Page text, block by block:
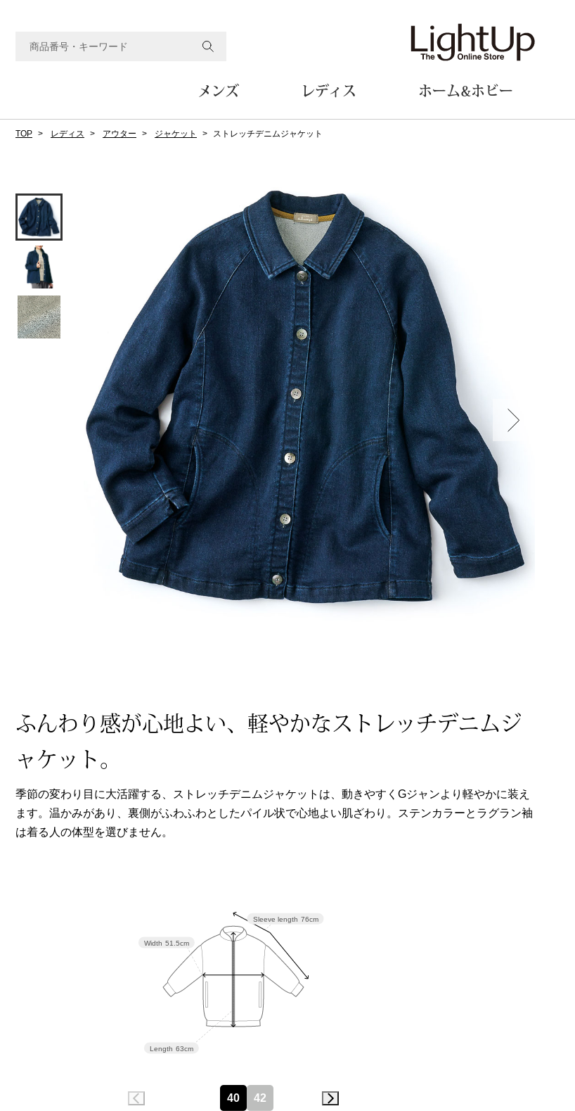
メンズ
ジャケット
コート
ブルゾン
その他
トップス
Tシャツ／カットソー
セーター／カーディガン
ショート･クロップドパンツ
ルームウェア／パジャマ
アンダーウェア
その他
バッグ
トートバッグ
ハンドバッグ
ショルダーバッグ
ブリーフケース
クラッチバッグ
ボディバッグ
リュック･バックパック
ボストンバッグ
スーツケース／キャリーバッグ
その他
シューズ
スリップオン
レースアップ
スニーカー
ブーツ
サンダル
革小物
ポーチ
その他
ウオッチ／アクセサリー
ウオッチ
ネックレス
ブレスレット
その他
ファッション雑貨
帽子
ネクタイ
マフラー／スヌード
スカーフ／ストール
手袋
ベルト
靴下
サングラス／メガネ
傘／日傘
その他
レディス
ジャケット
コート
ブルゾン
その他
トップス
Tシャツ／カットソー
タンクトップ／キャミソール
トレーナー／パーカ
カーディガン／アンサンブル
ワンピース／チュニック
パンツ／スラックス
ワイド･ガウチョパンツ
レギンス／スパッツ
ショート･クロップドパンツ
その他
ルーム･アンダーウェア
ルームウェア／パジャマ
アンダーウェア
その他
バッグ
トートバッグ
ハンドバッグ
ショルダーバッグ
クラッチバッグ
ボディバッグ
リュック･バックパック
ボストンバッグ
スーツケース／キャリーバッグ
その他
レースアップ
パンプス
スニーカー
ブーツ
サンダル
その他
財布／小物
財布／コインケース
革小物
ポーチ
その他
ウオッチ／アクセサリー
ウオッチ
ネックレス
ブレスレット
リング
イヤリング／ピアス
ブローチ
その他
ホーム&ホビー
テーブル／椅子･座椅子
収納家具
その他
ファブリック
クッション／座布団
ブランケット／ソファカバー
カーペット／ラグ／マット
カーテン／のれん／簾
インテリアアート･ルームアクセ
スリッパ／ルームシューズ
テーブルウェア
調理器具
キッチン雑貨
その他
家電
生活家電
キッチン家電
AV機器
その他
ホビー･キッズ
ホビー／玩具
人形／ぬいぐるみ
光学機器
ステーショナリー
AVソフト／書籍／図録
アウトドア･スポーツ用品
その他
ボディケア
ヘアケア
フレグランス
その他
ワイン／ビール／酒
その他
TOP レディス アウター ジャケット ストレッチデニムジャケット
ふんわり感が心地よい、軽やかなストレッチデニムジ
ャケット。
季節の変わり目に大活躍する、ストレッチデニムジャケットは、動きやすくGジャンより軽やかに装え
ます。温かみがあり、裏側がふわふわとしたパイル状で心地よい肌ざわり。ステンカラーとラグラン袖
は着る人の体型を選びません。
Sleeve length 76cm
Length 63cm
Width 51.5cm
40 42